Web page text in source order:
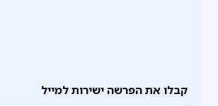
קבלו את הפרשה ישירות למייל